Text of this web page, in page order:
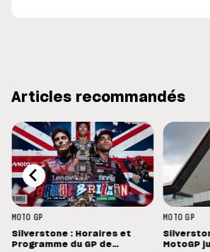
Articles recommandés
MOTO GP
Silverstone : Horaires et
Programme du GP de
MOTO GP
MotoGP